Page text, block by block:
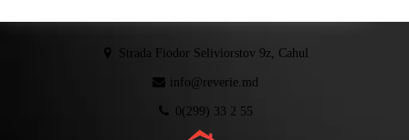
Strada Fiodor Seliviorstov 9z, Cahul
info@reverie.md
0(299) 33 2 55